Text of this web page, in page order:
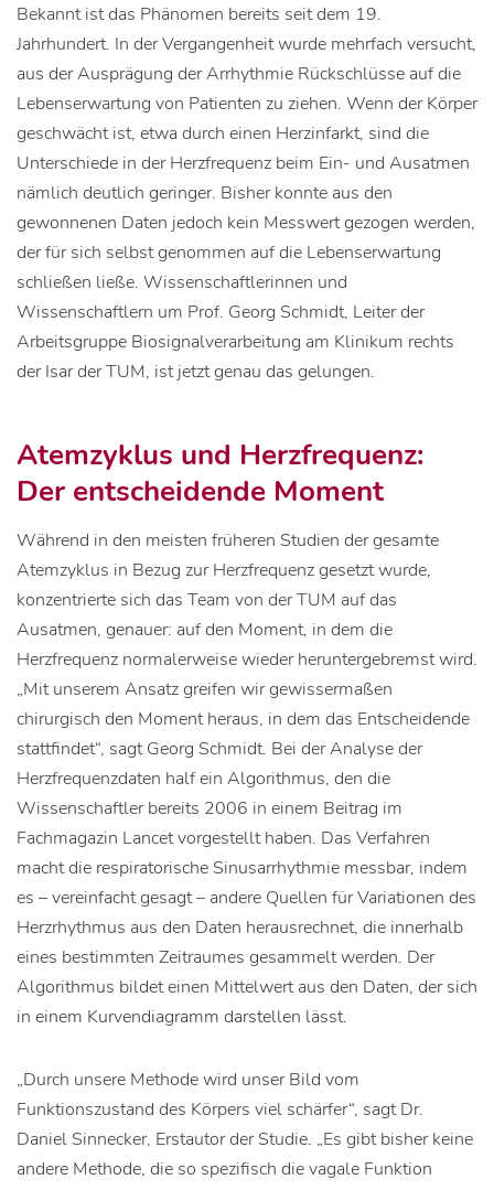
Bekannt ist das Phänomen bereits seit dem 19.
Jahrhundert. In der Vergangenheit wurde mehrfach versucht,
aus der Ausprägung der Arrhythmie Rückschlüsse auf die
Lebenserwartung von Patienten zu ziehen. Wenn der Körper
geschwächt ist, etwa durch einen Herzinfarkt, sind die
Unterschiede in der Herzfrequenz beim Ein- und Ausatmen
nämlich deutlich geringer. Bisher konnte aus den
gewonnenen Daten jedoch kein Messwert gezogen werden,
der für sich selbst genommen auf die Lebenserwartung
schließen ließe. Wissenschaftlerinnen und
Wissenschaftlern um Prof. Georg Schmidt, Leiter der
Arbeitsgruppe Biosignalverarbeitung am Klinikum rechts
der Isar der TUM, ist jetzt genau das gelungen.
Atemzyklus und Herzfrequenz:
Der entscheidende Moment
Während in den meisten früheren Studien der gesamte
Atemzyklus in Bezug zur Herzfrequenz gesetzt wurde,
konzentrierte sich das Team von der TUM auf das
Ausatmen, genauer: auf den Moment, in dem die
Herzfrequenz normalerweise wieder heruntergebremst wird.
„Mit unserem Ansatz greifen wir gewissermaßen
chirurgisch den Moment heraus, in dem das Entscheidende
stattfindet“, sagt Georg Schmidt. Bei der Analyse der
Herzfrequenzdaten half ein Algorithmus, den die
Wissenschaftler bereits 2006 in einem Beitrag im
Fachmagazin Lancet vorgestellt haben. Das Verfahren
macht die respiratorische Sinusarrhythmie messbar, indem
es – vereinfacht gesagt – andere Quellen für Variationen des
Herzrhythmus aus den Daten herausrechnet, die innerhalb
eines bestimmten Zeitraumes gesammelt werden. Der
Algorithmus bildet einen Mittelwert aus den Daten, der sich
in einem Kurvendiagramm darstellen lässt.
„Durch unsere Methode wird unser Bild vom
Funktionszustand des Körpers viel schärfer“, sagt Dr.
Daniel Sinnecker, Erstautor der Studie. „Es gibt bisher keine
andere Methode, die so spezifisch die vagale Funktion